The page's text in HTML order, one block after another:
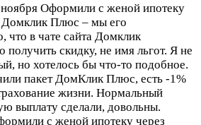
Оформили с женой ипотеку
Домклик Плюс – мы его
что в чате сайта Домклик
скидку, не имя льгот. Я не
но хотелось бы что-то подобное.
пакет ДомКлик Плюс, есть -1%
жизни. Нормальный
выплату сделали, довольны.
с женой ипотеку через